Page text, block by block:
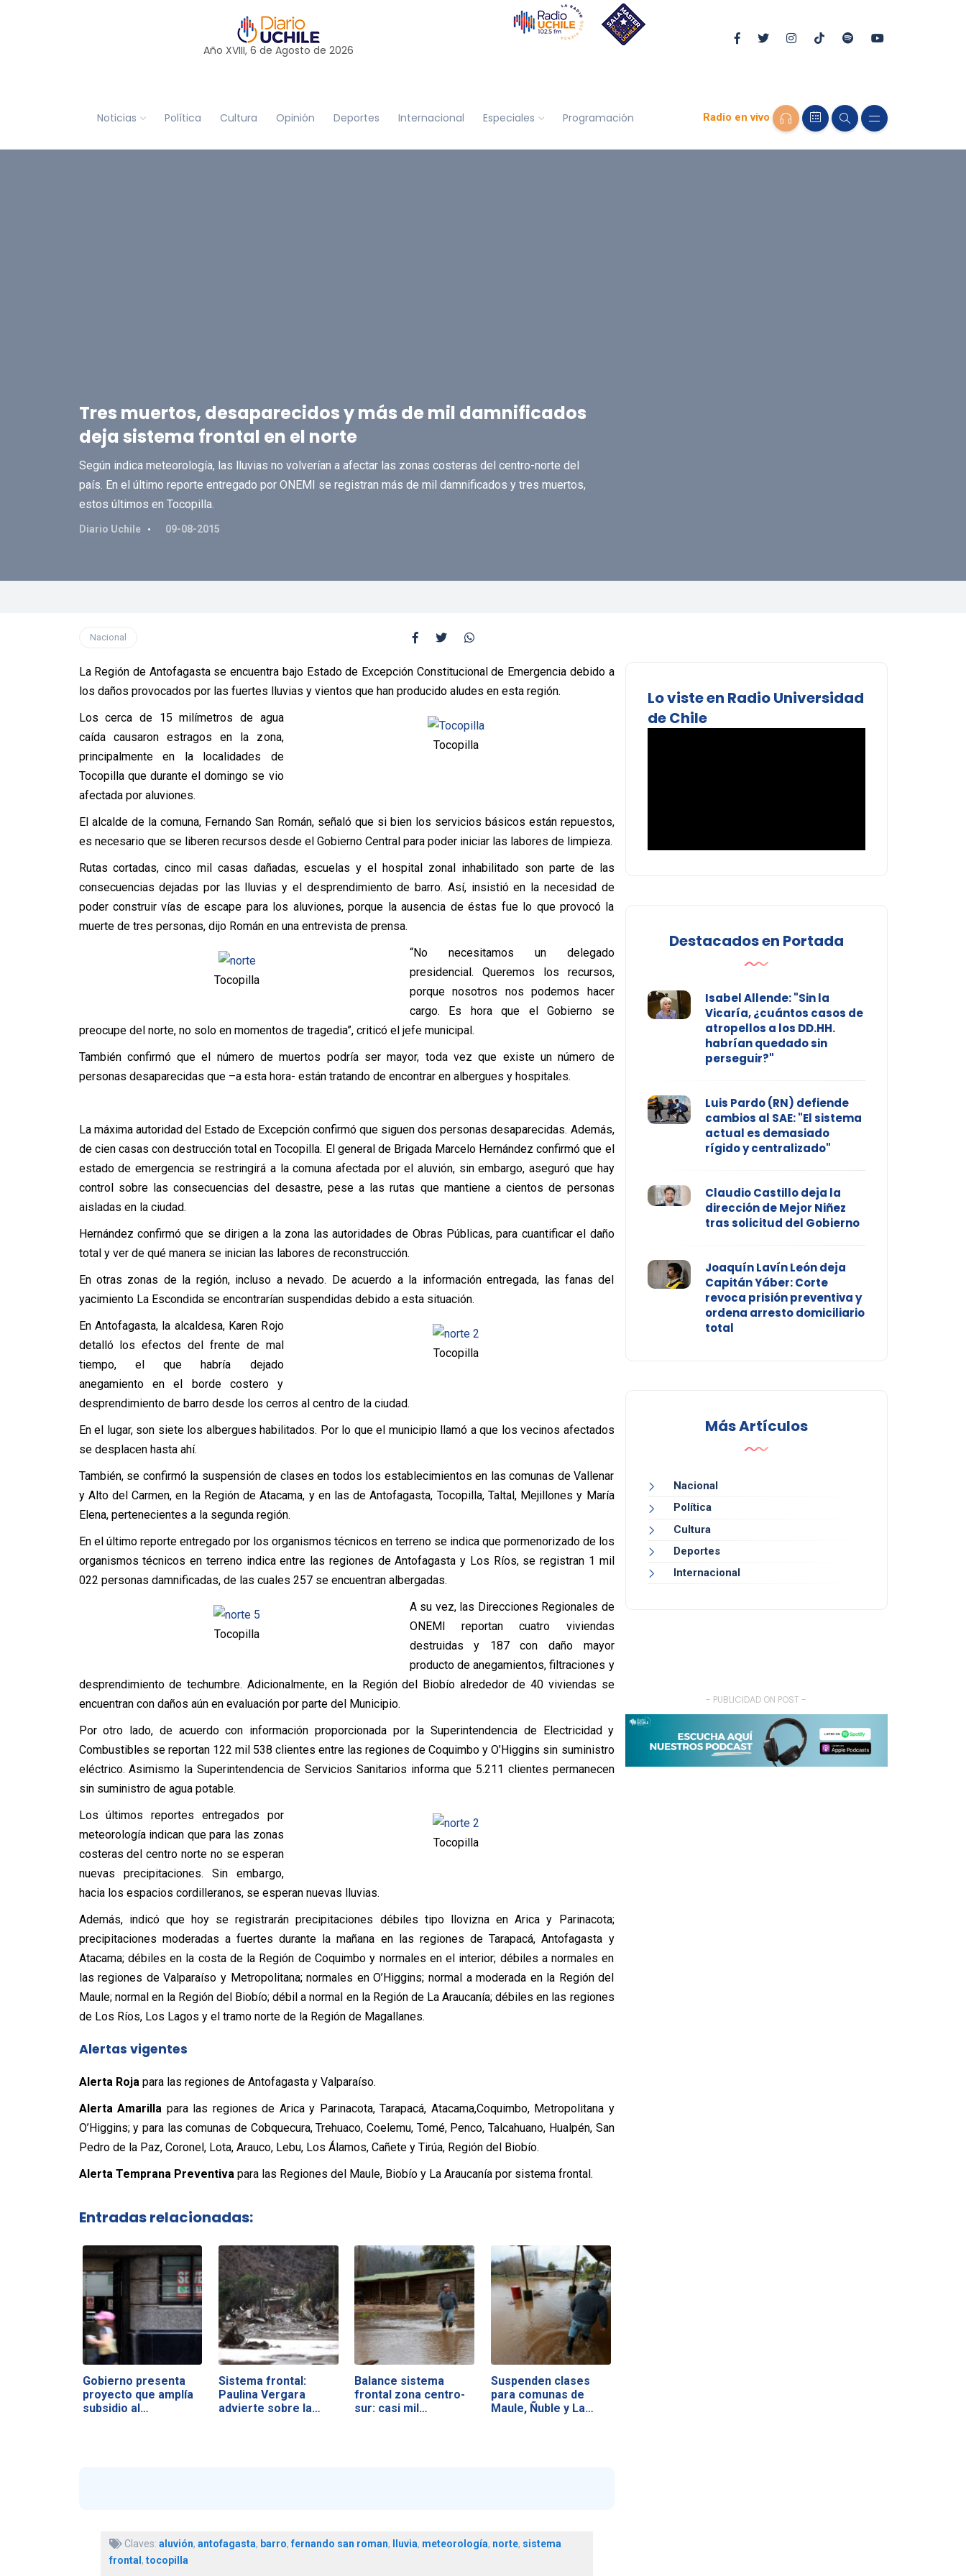
Año XVIII, 6 de Agosto de 2026
Noticias Política Cultura Opinión Deportes Internacional Especiales Programación Radio en vivo
Tres muertos, desaparecidos y más de mil damnificados
deja sistema frontal en el norte
Según indica meteorología, las lluvias no volverían a afectar las zonas costeras del centro-norte del
país. En el último reporte entregado por ONEMI se registran más de mil damnificados y tres muertos,
estos últimos en Tocopilla.
Diario Uchile 09-08-2015
Nacional
La Región de Antofagasta se encuentra bajo Estado de Excepción Constitucional de Emergencia debido a
los daños provocados por las fuertes lluvias y vientos que han producido aludes en esta región.
Tocopilla
Los cerca de 15 milímetros de agua
caída causaron estragos en la zona,
principalmente en la localidades de
Tocopilla que durante el domingo se vio
afectada por aluviones.
El alcalde de la comuna, Fernando San Román, señaló que si bien los servicios básicos están repuestos,
es necesario que se liberen recursos desde el Gobierno Central para poder iniciar las labores de limpieza.
Rutas cortadas, cinco mil casas dañadas, escuelas y el hospital zonal inhabilitado son parte de las
consecuencias dejadas por las lluvias y el desprendimiento de barro. Así, insistió en la necesidad de
poder construir vías de escape para los aluviones, porque la ausencia de éstas fue lo que provocó la
muerte de tres personas, dijo Román en una entrevista de prensa.
Tocopilla
“No necesitamos un delegado
presidencial. Queremos los recursos,
porque nosotros nos podemos hacer
cargo. Es hora que el Gobierno se
preocupe del norte, no solo en momentos de tragedia”, criticó el jefe municipal.
También confirmó que el número de muertos podría ser mayor, toda vez que existe un número de
personas desaparecidas que –a esta hora- están tratando de encontrar en albergues y hospitales.
La máxima autoridad del Estado de Excepción confirmó que siguen dos personas desaparecidas. Además,
de cien casas con destrucción total en Tocopilla. El general de Brigada Marcelo Hernández confirmó que el
estado de emergencia se restringirá a la comuna afectada por el aluvión, sin embargo, aseguró que hay
control sobre las consecuencias del desastre, pese a las rutas que mantiene a cientos de personas
aisladas en la ciudad.
Hernández confirmó que se dirigen a la zona las autoridades de Obras Públicas, para cuantificar el daño
total y ver de qué manera se inician las labores de reconstrucción.
En otras zonas de la región, incluso a nevado. De acuerdo a la información entregada, las fanas del
yacimiento La Escondida se encontrarían suspendidas debido a esta situación.
Tocopilla
En Antofagasta, la alcaldesa, Karen Rojo
detalló los efectos del frente de mal
tiempo, el que habría dejado
anegamiento en el borde costero y
desprendimiento de barro desde los cerros al centro de la ciudad.
En el lugar, son siete los albergues habilitados. Por lo que el municipio llamó a que los vecinos afectados
se desplacen hasta ahí.
También, se confirmó la suspensión de clases en todos los establecimientos en las comunas de Vallenar
y Alto del Carmen, en la Región de Atacama, y en las de Antofagasta, Tocopilla, Taltal, Mejillones y María
Elena, pertenecientes a la segunda región.
En el último reporte entregado por los organismos técnicos en terreno se indica que pormenorizado de los
organismos técnicos en terreno indica entre las regiones de Antofagasta y Los Ríos, se registran 1 mil
022 personas damnificadas, de las cuales 257 se encuentran albergadas.
Tocopilla
A su vez, las Direcciones Regionales de
ONEMI reportan cuatro viviendas
destruidas y 187 con daño mayor
producto de anegamientos, filtraciones y
desprendimiento de techumbre. Adicionalmente, en la Región del Biobío alrededor de 40 viviendas se
encuentran con daños aún en evaluación por parte del Municipio.
Por otro lado, de acuerdo con información proporcionada por la Superintendencia de Electricidad y
Combustibles se reportan 122 mil 538 clientes entre las regiones de Coquimbo y O’Higgins sin suministro
eléctrico. Asimismo la Superintendencia de Servicios Sanitarios informa que 5.211 clientes permanecen
sin suministro de agua potable.
Tocopilla
Los últimos reportes entregados por
meteorología indican que para las zonas
costeras del centro norte no se esperan
nuevas precipitaciones. Sin embargo,
hacia los espacios cordilleranos, se esperan nuevas lluvias.
Además, indicó que hoy se registrarán precipitaciones débiles tipo llovizna en Arica y Parinacota;
precipitaciones moderadas a fuertes durante la mañana en las regiones de Tarapacá, Antofagasta y
Atacama; débiles en la costa de la Región de Coquimbo y normales en el interior; débiles a normales en
las regiones de Valparaíso y Metropolitana; normales en O’Higgins; normal a moderada en la Región del
Maule; normal en la Región del Biobío; débil a normal en la Región de La Araucanía; débiles en las regiones
de Los Ríos, Los Lagos y el tramo norte de la Región de Magallanes.
Alertas vigentes
Alerta Rojapara las regiones de Antofagasta y Valparaíso.
Alerta Amarilla para las regiones de Arica y Parinacota, Tarapacá, Atacama,Coquimbo, Metropolitana y
O’Higgins; y para las comunas de Cobquecura, Trehuaco, Coelemu, Tomé, Penco, Talcahuano, Hualpén, San
Pedro de la Paz, Coronel, Lota, Arauco, Lebu, Los Álamos, Cañete y Tirúa, Región del Biobío.
Alerta Temprana Preventivapara las Regiones del Maule, Biobío y La Araucanía por sistema frontal.
Entradas relacionadas:
Gobierno presenta
proyecto que amplía
subsidio al…
Sistema frontal:
Paulina Vergara
advierte sobre la…
Balance sistema
frontal zona centro-
sur: casi mil…
Suspenden clases
para comunas de
Maule, Ñuble y La…
Claves: aluvión, antofagasta, barro,fernando san roman, lluvia, meteorología, norte, sistema
frontal , tocopilla
Lo viste en Radio Universidad
de Chile
Destacados en Portada
Isabel Allende: "Sin la
Vicaría, ¿cuántos casos de
atropellos a los DD.HH.
habrían quedado sin
perseguir?"
Luis Pardo (RN) defiende
cambios al SAE: "El sistema
actual es demasiado
rígido y centralizado"
Claudio Castillo deja la
dirección de Mejor Niñez
tras solicitud del Gobierno
Joaquín Lavín León deja
Capitán Yáber: Corte
revoca prisión preventiva y
ordena arresto domiciliario
total
Más Artículos
Nacional
Política
Cultura
Deportes
Internacional
- PUBLICIDAD ON POST -